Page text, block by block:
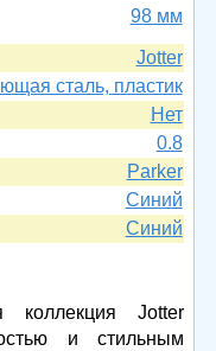
98 мм
Jotter
сталь, пластик
Нет
0.8
Parker
Синий
Синий
коллекция Jotter
и стильным